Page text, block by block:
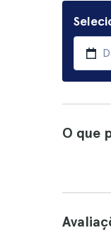
O que